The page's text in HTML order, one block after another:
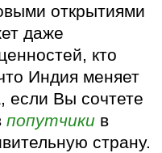
открытиями
даже
кто
Индия меняет
если Вы сочтете
попутчики в
страну.